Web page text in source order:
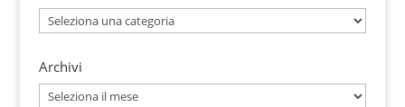
Categorie
Archivi
Archivi